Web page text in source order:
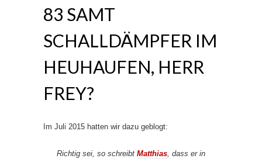
83 SAMT
SCHALLDÄMPFER IM
HEUHAUFEN, HERR
FREY?
Im Juli 2015 hatten wir dazu geblogt:
Richtig sei, so schreibt Matthias, dass er in